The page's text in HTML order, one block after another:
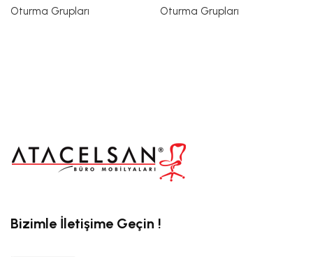
Oturma Grupları Oturma Grupları
Bizimle İletişime Geçin !